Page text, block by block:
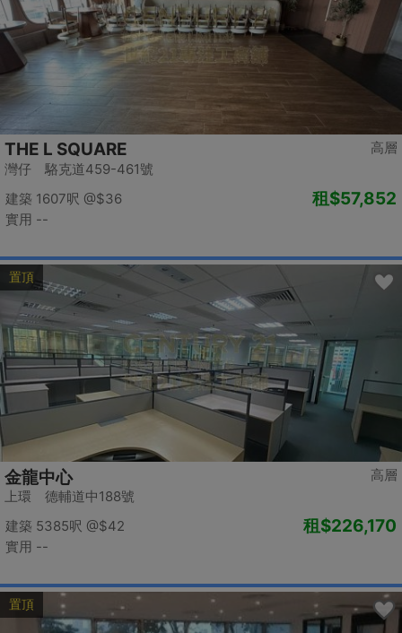
高層
THE L SQUARE
灣仔 駱克道459-461號
建築 1607呎 @$36
實用 --
租$57,852
置頂
高層
金龍中心
上環 德輔道中188號
建築 5385呎 @$42
實用 --
租$226,170
置頂